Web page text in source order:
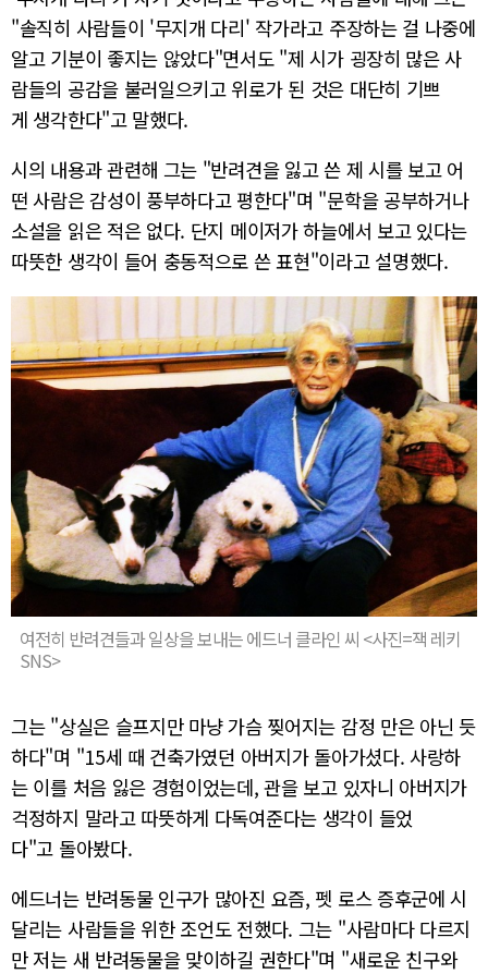
"솔직히 사람들이 '무지개 다리' 작가라고 주장하는 걸 나중에
알고 기분이 좋지는 않았다"면서도 "제 시가 굉장히 많은 사
람들의 공감을 불러일으키고 위로가 된 것은 대단히 기쁘
게 생각한다"고 말했다.
시의 내용과 관련해 그는 "반려견을 잃고 쓴 제 시를 보고 어
떤 사람은 감성이 풍부하다고 평한다"며 "문학을 공부하거나
소설을 읽은 적은 없다. 단지 메이저가 하늘에서 보고 있다는
따뜻한 생각이 들어 충동적으로 쓴 표현"이라고 설명했다.
여전히 반려견들과 일상을 보내는 에드너 클라인 씨 <사진=잭 레키
SNS>
그는 "상실은 슬프지만 마냥 가슴 찢어지는 감정 만은 아닌 듯
하다"며 "15세 때 건축가였던 아버지가 돌아가셨다. 사랑하
는 이를 처음 잃은 경험이었는데, 관을 보고 있자니 아버지가
걱정하지 말라고 따뜻하게 다독여준다는 생각이 들었
다"고 돌아봤다.
에드너는 반려동물 인구가 많아진 요즘, 펫 로스 증후군에 시
달리는 사람들을 위한 조언도 전했다. 그는 "사람마다 다르지
만 저는 새 반려동물을 맞이하길 권한다"며 "새로운 친구와